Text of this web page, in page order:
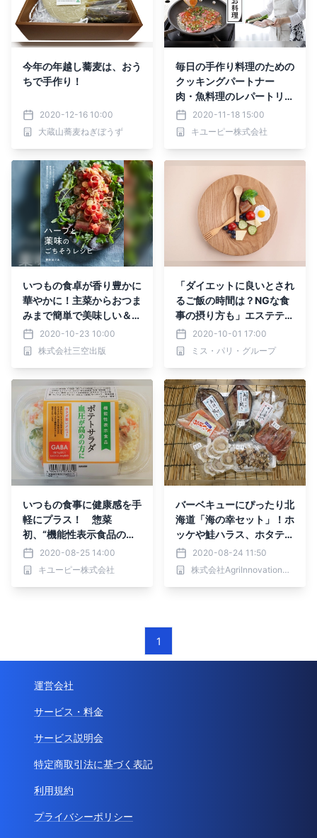
今年の年越し蕎麦は、おう
ちで手作り！
2020-12-16 10:00
大蔵山蕎麦ねぎぼうず
毎日の手作り料理のための
クッキングパートナー
肉・魚料理のレパートリー
が広がる キユーピー フ
レッシュストック「わたし
のお料理」ブランドサイト
2020-11-18 15:00
キユーピー株式会社
いつもの食卓が香り豊かに
華やかに！主菜からおつま
みまで簡単で美味しい＆健
康になれる書籍「ハーブと
薬味のごちそうレシピ」が
10/23発売！
2020-10-23 10:00
株式会社三空出版
「ダイエットに良いとされ
るご飯の時間は？NGな食
事の摂り方も」エステティ
ック ミス・パリのBeauty
Picksにてダイエットに関
する記事を公開
2020-10-01 17:00
ミス・パリ・グループ
いつもの食事に健康感を手
軽にプラス！ 惣菜
初、“機能性表示食品のポ
テトサラダ”を開発 GAB
A配合で「血圧が高めの方
に」
2020-08-25 14:00
キユーピー株式会社
バーベキューにぴったり北
海道「海の幸セット」！ホ
ッケや鮭ハラス、ホタテの
立ち上がる匂いまでごちそ
う！ワイワイしながらビー
ル片手に焼くも良し、お家
2020-08-24 11:50
株式会社AgriInnovationDesign
1
運営会社
サービス・料金
サービス説明会
特定商取引法に基づく表記
利用規約
プライバシーポリシー